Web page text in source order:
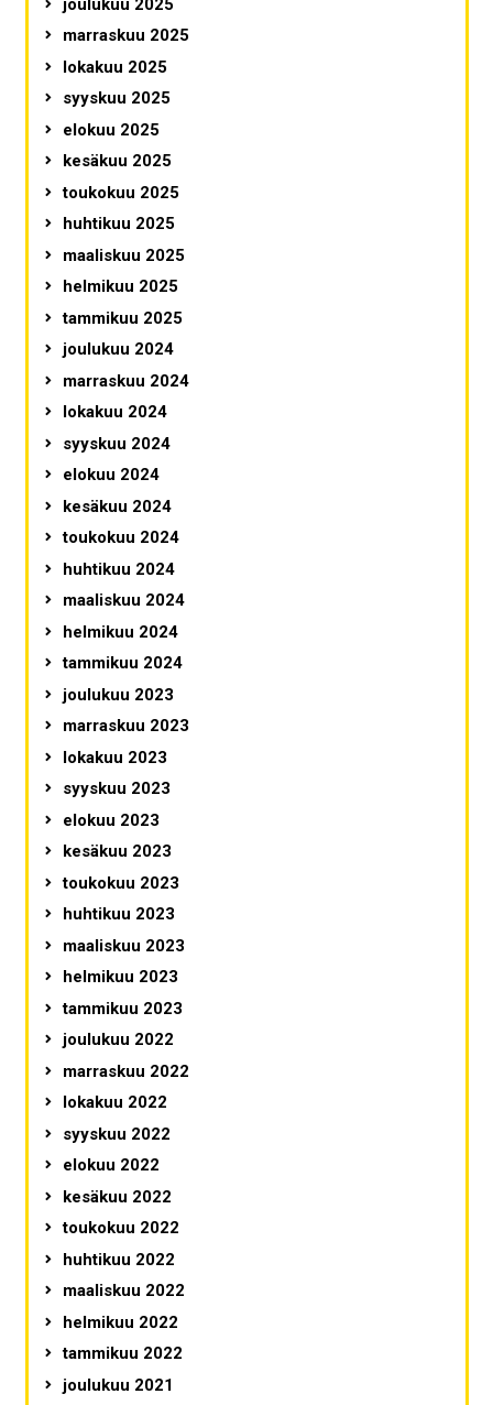
joulukuu 2025
marraskuu 2025
lokakuu 2025
syyskuu 2025
elokuu 2025
kesäkuu 2025
toukokuu 2025
huhtikuu 2025
maaliskuu 2025
helmikuu 2025
tammikuu 2025
joulukuu 2024
marraskuu 2024
lokakuu 2024
syyskuu 2024
elokuu 2024
kesäkuu 2024
toukokuu 2024
huhtikuu 2024
maaliskuu 2024
helmikuu 2024
tammikuu 2024
joulukuu 2023
marraskuu 2023
lokakuu 2023
syyskuu 2023
elokuu 2023
kesäkuu 2023
toukokuu 2023
huhtikuu 2023
maaliskuu 2023
helmikuu 2023
tammikuu 2023
joulukuu 2022
marraskuu 2022
lokakuu 2022
syyskuu 2022
elokuu 2022
kesäkuu 2022
toukokuu 2022
huhtikuu 2022
maaliskuu 2022
helmikuu 2022
tammikuu 2022
joulukuu 2021